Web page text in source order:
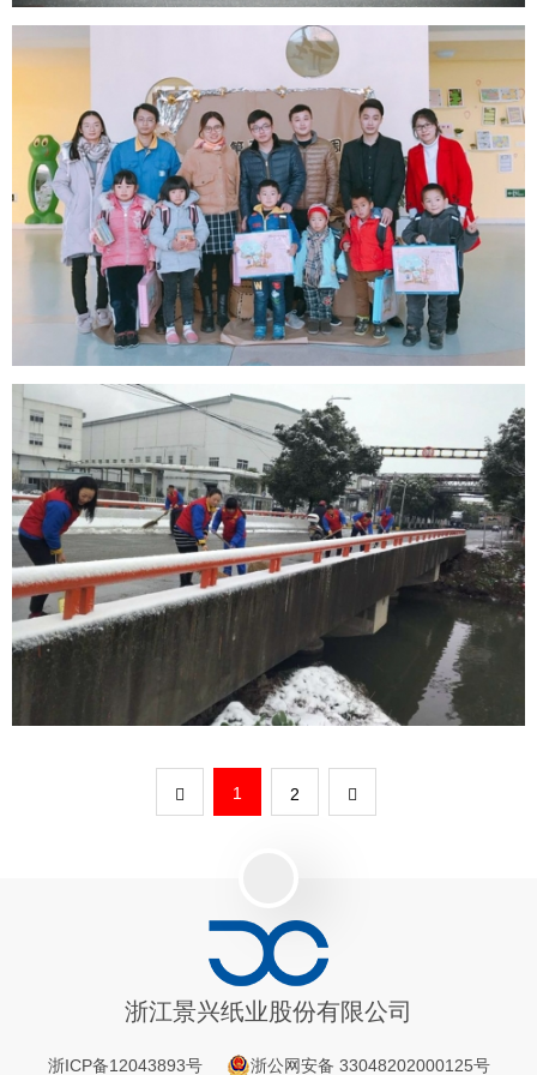
“五水共治”宣传
助学结对
1
2
浙江景兴纸业股份有限公司
浙ICP备12043893号 浙公网安备 33048202000125号